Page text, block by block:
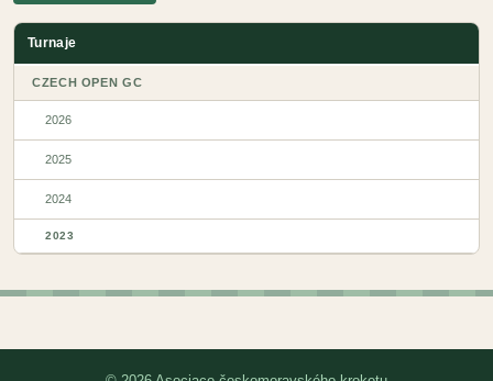
Turnaje
CZECH OPEN GC
2026
2025
2024
2023